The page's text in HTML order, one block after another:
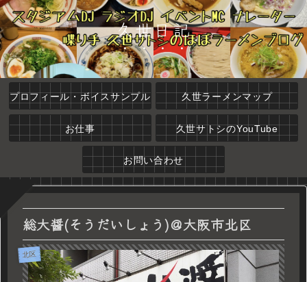
久世日記
プロフィール・ボイスサンプル 久世ラーメンマップ
お仕事 久世サトシのYouTube
お問い合わせ
総大醤(そうだいしょう)＠大阪市北区
北区